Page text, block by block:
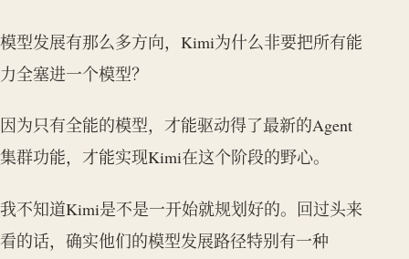
模型发展有那么多方向，Kimi为什么非要把所有能
力全塞进一个模型？
因为只有全能的模型，才能驱动得了最新的Agent
集群功能，才能实现Kimi在这个阶段的野心。
我不知道Kimi是不是一开始就规划好的。回过头来
看的话，确实他们的模型发展路径特别有一种